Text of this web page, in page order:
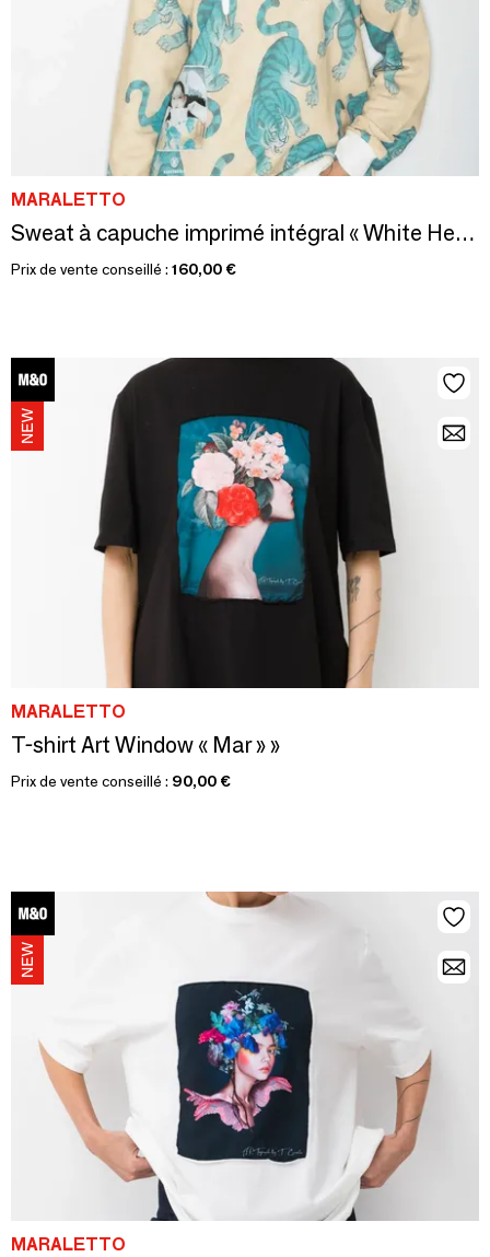
MARALETTO
Sweat à capuche imprimé intégral « White Heron »
Prix de vente conseillé : 160,00 €
MARALETTO
T-shirt Art Window « Mar » »
Prix de vente conseillé : 90,00 €
MARALETTO